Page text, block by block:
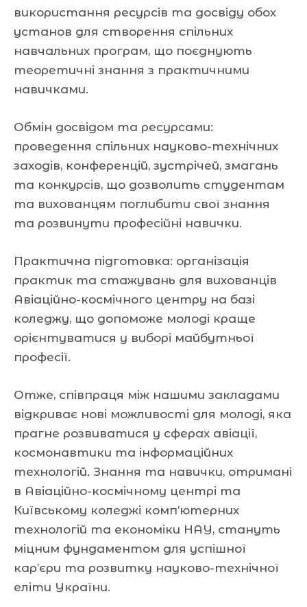
використання ресурсів та досвіду обох
установ для створення спільних
навчальних програм, що поєднують
теоретичні знання з практичними
навичками.
Обмін досвідом та ресурсами:
проведення спільних науково-технічних
заходів, конференцій, зустрічей, змагань
та конкурсів, що дозволить студентам
та вихованцям поглибити свої знання
та розвинути професійні навички.
Практична підготовка: організація
практик та стажувань для вихованців
Авіаційно-космічного центру на базі
коледжу, що допоможе молоді краще
орієнтуватися у виборі майбутньої
професії.
Отже, співпраця між нашими закладами
відкриває нові можливості для молоді, яка
прагне розвиватися у сферах авіації,
космонавтики та інформаційних
технологій. Знання та навички, отримані
в Авіаційно-космічному центрі та
Київському коледжі комп’ютерних
технологій та економіки НАУ, стануть
міцним фундаментом для успішної
кар’єри та розвитку науково-технічної
еліти України.